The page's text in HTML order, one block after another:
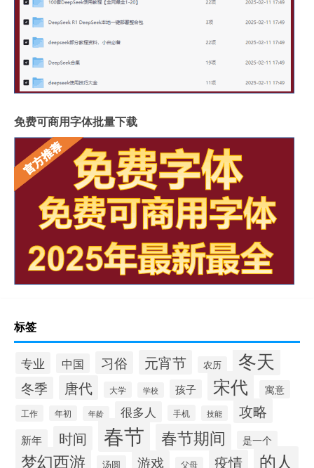
免费可商用字体批量下载
标签
专业 中国 习俗 元宵节 农历 冬天
冬季 唐代 大学 学校 孩子 宋代 寓意
工作 年初 年龄 很多人 手机 技能 攻略
新年 时间 春节 春节期间 是一个
梦幻西游 汤圆 游戏 父母 疫情 的人